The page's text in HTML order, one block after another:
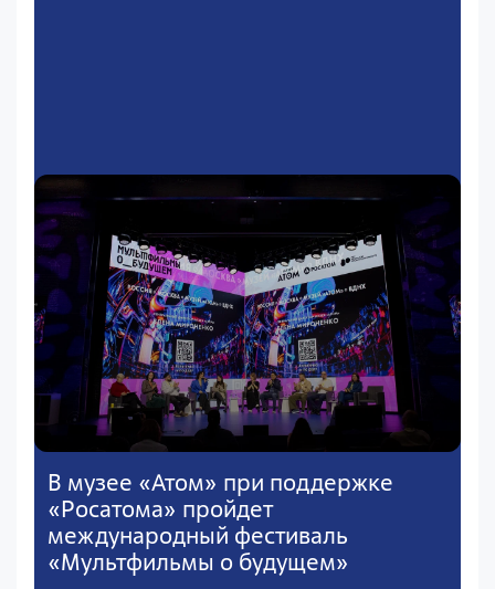
В музее «Атом» при поддержке
«Росатома» пройдет
международный фестиваль
«Мультфильмы о будущем»